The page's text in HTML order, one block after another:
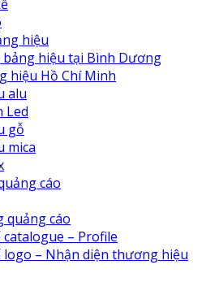
hiệu
bảng hiệu tại Bình Dương
hiệu Hồ Chí Minh
alu
Led
gỗ
mica
cáo
quảng cáo
– Profile
– Nhận diện thương hiệu